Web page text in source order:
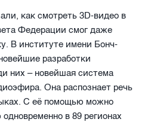
как смотреть 3D-видео в
Федерации смог даже
В институте имени Бонч-
разработки
них – новейшая система
Она распознает речь
С её помощью можно
в 89 регионах